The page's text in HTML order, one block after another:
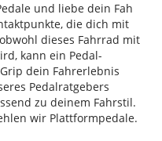
und liebe dein Fah
die dich mit
dieses Fahrrad mit
kann ein Pedal-
dein Fahrerlebnis
Pedalratgebers
zu deinem Fahrstil.
wir Plattformpedale.